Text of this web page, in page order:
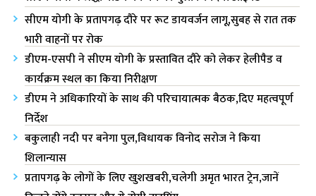
सीएम योगी के प्रतापगढ़ दौरे पर रूट डायवर्जन लागू,सुबह से रात तक
भारी वाहनों पर रोक
डीएम-एसपी ने सीएम योगी के प्रस्तावित दौरे को लेकर हेलीपैड व
कार्यक्रम स्थल का किया निरीक्षण
डीएम ने अधिकारियों के साथ की परिचायात्मक बैठक,दिए महत्वपूर्ण
निर्देश
बकुलाही नदी पर बनेगा पुल,विधायक विनोद सरोज ने किया
शिलान्यास
प्रतापगढ़ के लोगों के लिए खुशखबरी,चलेगी अमृत भारत ट्रेन,जानें